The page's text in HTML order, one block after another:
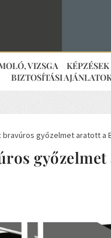
VIZSGA KÉPZÉSEK
BIZTOSÍTÁSI
bravúros győzelmet aratott a